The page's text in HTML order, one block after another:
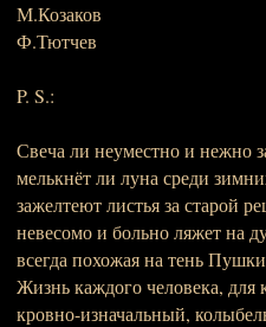
М.Козаков
Ф.Тютчев
P. S.:
Свеча ли неуместно и нежно
мелькнёт ли луна среди
зажелтеют листья за старой
невесомо и больно ляжет на
всегда похожая на тень
Жизнь каждого человека, для
кровно-изначальный,